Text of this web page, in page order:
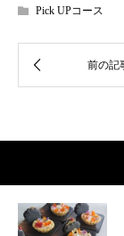
Pick UPコース